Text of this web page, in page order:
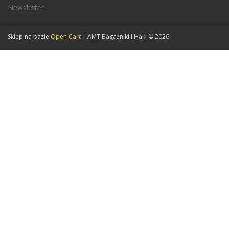
Newsletter
Sklep na bazie Open Cart | AMT Bagażniki I Haki © 2026